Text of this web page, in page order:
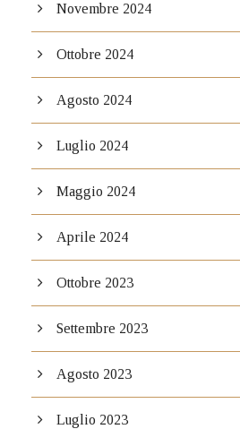
Novembre 2024
Ottobre 2024
Agosto 2024
Luglio 2024
Maggio 2024
Aprile 2024
Ottobre 2023
Settembre 2023
Agosto 2023
Luglio 2023